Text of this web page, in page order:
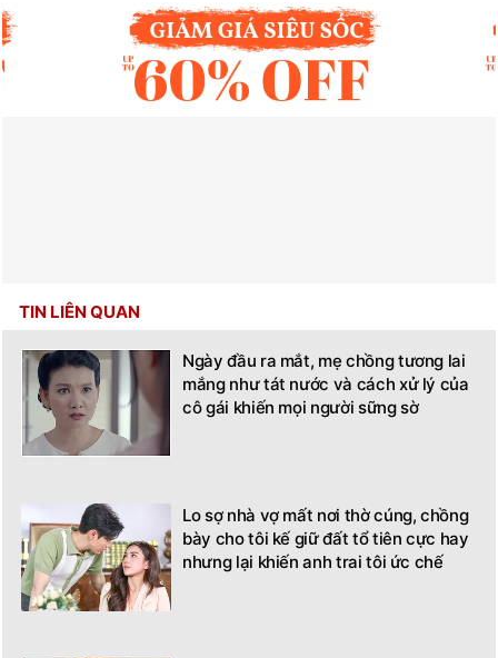
TIN LIÊN QUAN
Ngày đầu ra mắt, mẹ chồng tương lai
mắng như tát nước và cách xử lý của
cô gái khiến mọi người sững sờ
Lo sợ nhà vợ mất nơi thờ cúng, chồng
bày cho tôi kế giữ đất tổ tiên cực hay
nhưng lại khiến anh trai tôi ức chế